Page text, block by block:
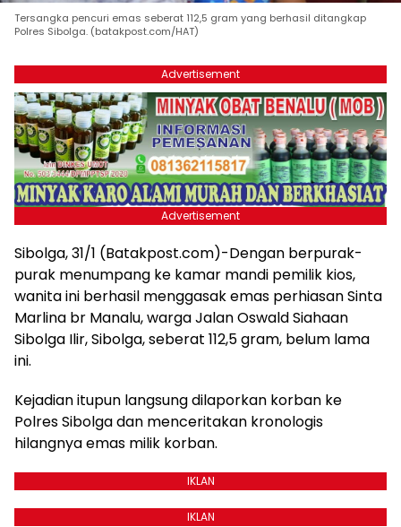
Tersangka pencuri emas seberat 112,5 gram yang berhasil ditangkap
Polres Sibolga. (batakpost.com/HAT)
Advertisement
Advertisement
Sibolga, 31/1 (Batakpost.com)-Dengan berpurak-
purak menumpang ke kamar mandi pemilik kios,
wanita ini berhasil menggasak emas perhiasan Sinta
Marlina br Manalu, warga Jalan Oswald Siahaan
Sibolga Ilir, Sibolga, seberat 112,5 gram, belum lama
ini.
Kejadian itupun langsung dilaporkan korban ke
Polres Sibolga dan menceritakan kronologis
hilangnya emas milik korban.
IKLAN
IKLAN